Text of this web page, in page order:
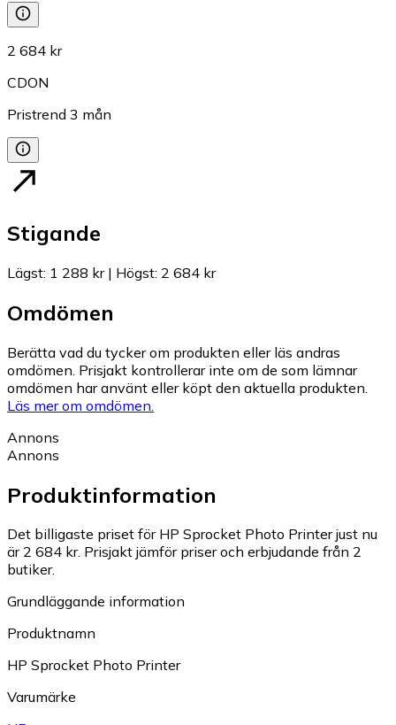
2 684 kr
CDON
Pristrend 3 mån
Stigande
Lägst: 1 288 kr| Högst: 2 684 kr
Omdömen
Berätta vad du tycker om produkten eller läs andras
omdömen. Prisjakt kontrollerar inte om de som lämnar
omdömen har använt eller köpt den aktuella produkten.
Läs mer om omdömen.
Annons
Annons
Produktinformation
Det billigaste priset för HP Sprocket Photo Printer just nu
är 2 684 kr. Prisjakt jämför priser och erbjudande från 2
butiker.
Grundläggande information
Produktnamn
HP Sprocket Photo Printer
Varumärke